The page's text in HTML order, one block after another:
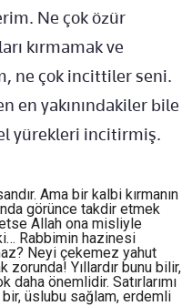
Ne çok özür
kırmamak ve
ne çok incittiler seni.
en yakınındakiler bile
yürekleri incitirmiş.
Ama bir kalbi kırmanın
görünce takdir etmek
Allah ona misliyle
Rabbimin hazinesi
Neyi çekemez yahut
Yıllardır bunu bilir,
önemlidir. Satırlarımı
üslubu sağlam, erdemli